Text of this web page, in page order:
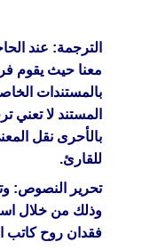
الترجمة: عند
معنا حيث يقوم
بالمستندات
المستند لا
بالأحرى نقل
للقارئ.
تحرير النصوص:
وذلك من خلال
فقدان روح كاتب